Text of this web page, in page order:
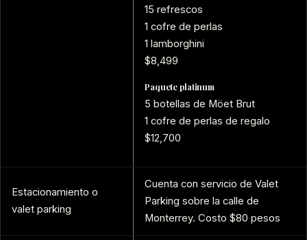
15 refrescos
1 cofre de perlas
1 lamborghini
$8,499
Paquete platinum
5 botellas de Möet Brut
1 cofre de perlas de regalo
$12,700
Estacionamiento o
valet parking
Cuenta con servicio de Valet
Parking sobre la calle de
Monterrey. Costo $80 pesos